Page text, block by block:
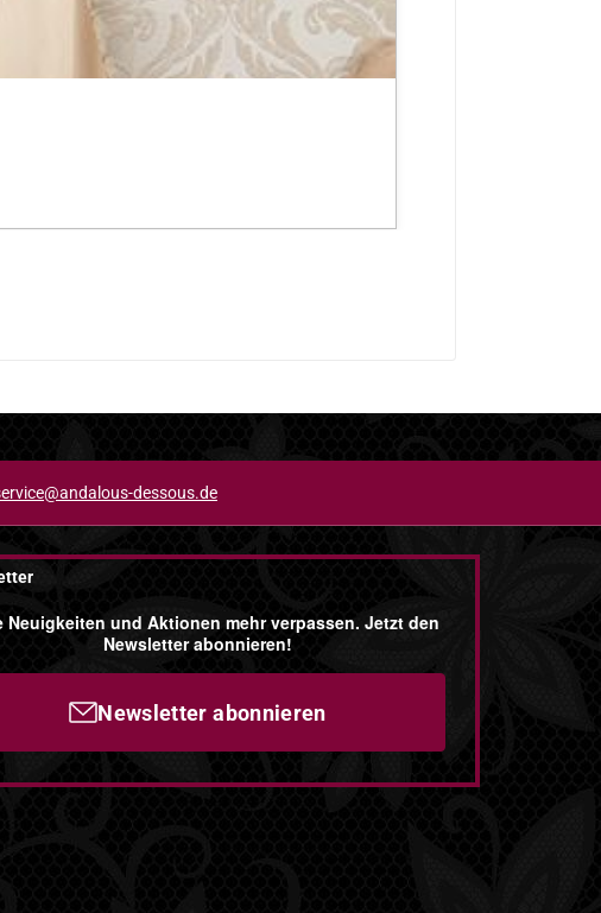
dessous.de
Neuigkeiten und Aktionen mehr verpassen. Jetzt den
Newsletter abonnieren!
Newsletter abonnieren